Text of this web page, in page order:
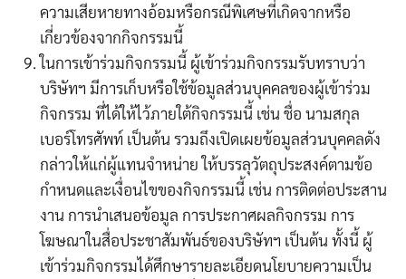
ความเสียหายทางอ้อมหรือกรณีพิเศษที่เกิดจากหรือ
เกี่ยวข้องจากกิจกรรมนี้
ในการเข้าร่วมกิจกรรมนี้ ผู้เข้าร่วมกิจกรรมรับทราบว่า
บริษัทฯ มีการเก็บหรือใช้ข้อมูลส่วนบุคคลของผู้เข้าร่วม
กิจกรรม ที่ได้ให้ไว้ภายใต้กิจกรรมนี้ เช่น ชื่อ นามสกุล
เบอร์โทรศัพท์ เป็นต้น รวมถึงเปิดเผยข้อมูลส่วนบุคคลดัง
กล่าวให้แก่ผู้แทนจำหน่าย ให้บรรลุวัตถุประสงค์ตามข้อ
กำหนดและเงื่อนไขของกิจกรรมนี้ เช่น การติดต่อประสาน
งาน การนำเสนอข้อมูล การประกาศผลกิจกรรม การ
โฆษณาในสื่อประชาสัมพันธ์ของบริษัทฯ เป็นต้น ทั้งนี้ ผู้
เข้าร่วมกิจกรรมได้ศึกษารายละเอียดนโยบายความเป็น